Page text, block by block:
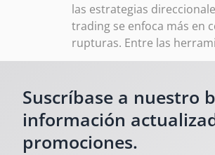
las estrategias
trading se enfoca más en
rupturas. Entre las
Suscríbase a nuestro
información
promociones.